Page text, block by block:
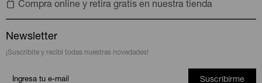
Compra online y retira gratis en nuestra tienda
Newsletter
¡Suscribite y recibí todas nuestras novedades!
Suscribirme